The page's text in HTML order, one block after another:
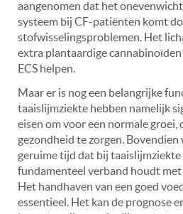
aangenomen dat het
systeem bij CF-patiënten komt
stofwisselingsproblemen. Het
extra plantaardige
ECS helpen.
Maar er is nog een belangrijke
taaislijmziekte hebben namelijk
eisen om voor een normale
gezondheid te zorgen. Bovendien
geruime tijd dat bij taaislijmziekte
fundamenteel verband houdt
Het handhaven van een goed
essentieel. Het kan de prognose